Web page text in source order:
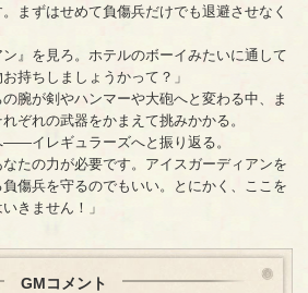
まずはせめて負傷兵だけでも退避させなく
ン』を見ろ。ホテルのボーイみたいに通して
持ちしましょうかって？」
腕が剣やハンマーや大砲へと変わる中、ま
ぞれの武器をかまえて挑みかかる。
イレギュラーズへと振り返る。
なたの力が必要です。アイスガーディアンを
傷兵を守るのでもいい。とにかく、ここを
きません！」
GMコメント